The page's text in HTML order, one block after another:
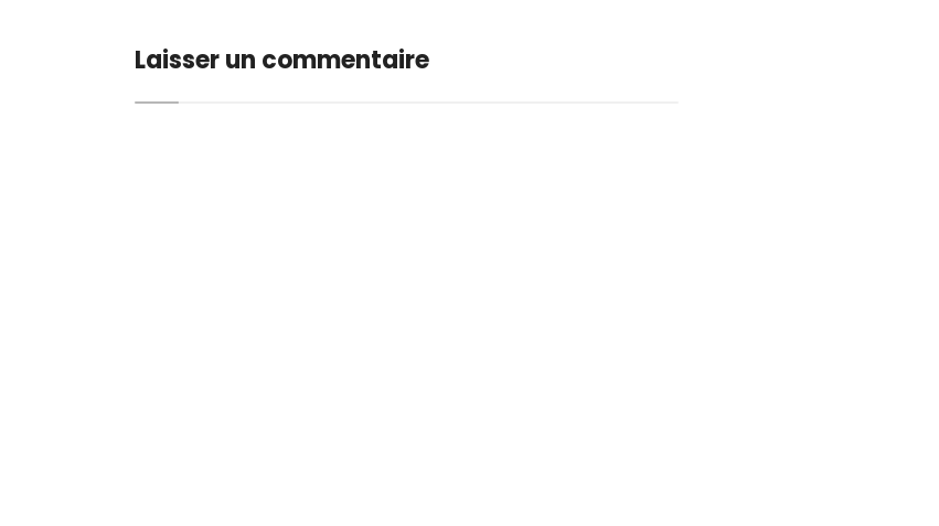
Laisser un commentaire